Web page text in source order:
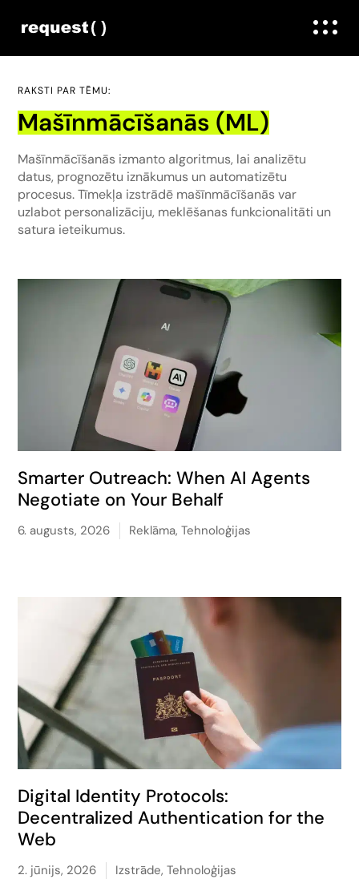
RAKSTI PAR TĒMU:
Mašīnmācīšanās (ML)
Mašīnmācīšanās izmanto algoritmus, lai analizētu
datus, prognozētu iznākumus un automatizētu
procesus. Tīmekļa izstrādē mašīnmācīšanās var
uzlabot personalizāciju, meklēšanas funkcionalitāti un
satura ieteikumus.
Smarter Outreach: When AI Agents
Negotiate on Your Behalf
6. augusts, 2026 Reklāma,Tehnoloģijas
Digital Identity Protocols:
Decentralized Authentication for the
Web
2. jūnijs, 2026 Izstrāde,Tehnoloģijas